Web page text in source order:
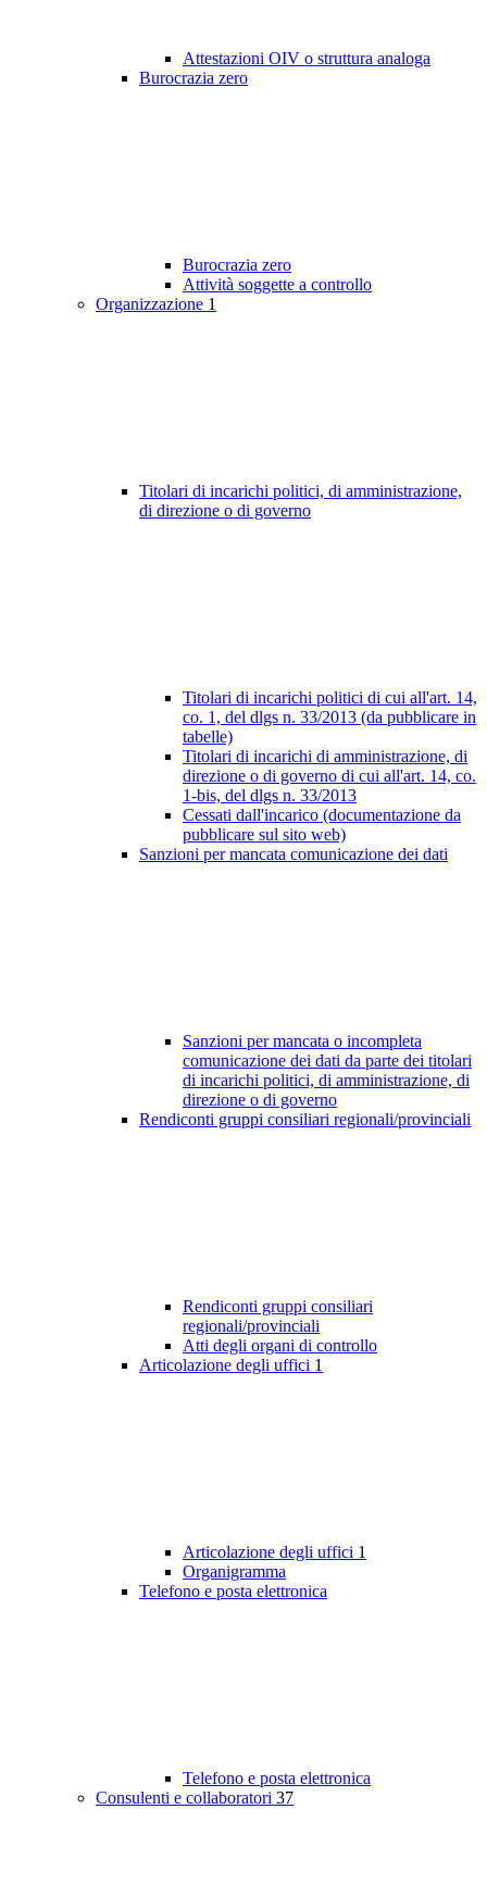
Attestazioni OIV o struttura analoga
Burocrazia zero
Burocrazia zero
Attività soggette a controllo
Organizzazione 1
Titolari di incarichi politici, di amministrazione,
di direzione o di governo
Titolari di incarichi politici di cui all'art. 14,
co. 1, del dlgs n. 33/2013 (da pubblicare in
tabelle)
Titolari di incarichi di amministrazione, di
direzione o di governo di cui all'art. 14, co.
1-bis, del dlgs n. 33/2013
Cessati dall'incarico (documentazione da
pubblicare sul sito web)
Sanzioni per mancata comunicazione dei dati
Sanzioni per mancata o incompleta
comunicazione dei dati da parte dei titolari
di incarichi politici, di amministrazione, di
direzione o di governo
Rendiconti gruppi consiliari regionali/provinciali
Rendiconti gruppi consiliari
regionali/provinciali
Atti degli organi di controllo
Articolazione degli uffici 1
Articolazione degli uffici 1
Organigramma
Telefono e posta elettronica
Telefono e posta elettronica
Consulenti e collaboratori 37